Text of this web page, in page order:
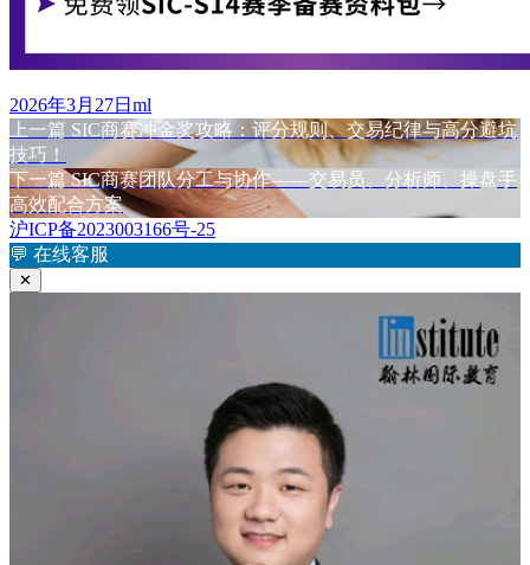
发
布
于
2026年3月27日 作
者
ml
文
章
导
航
上一篇 上
文
章：
SIC商赛冲金奖攻略：评分规则、交易纪律与高分避坑
技巧！
下一篇下
篇
文
章：
SIC商赛团队分工与协作——交易员、分析师、操盘手
高效配合方案
沪ICP备2023003166号-25
💬 在线客服
✕